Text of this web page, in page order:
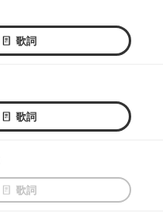
歌詞
歌詞
歌詞